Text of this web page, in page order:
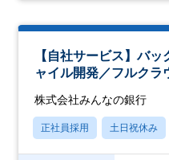
【自社サービス】バ
ャイル開発／フルクラ
株式会社みんなの銀行
正社員採用 土日祝休み